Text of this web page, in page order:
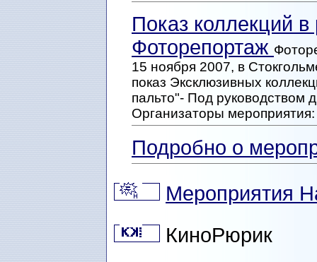
Показ коллекций в
Фоторепортаж
15 ноября 2007, в
показ Эксклюзивных
пальто"- Под руководством
Организаторы
Подробно о
Мероприятия
КиноРюрик